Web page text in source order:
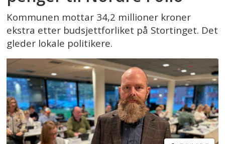
Kommunen mottar 34,2 millioner kroner
ekstra etter budsjettforliket på Stortinget. Det
gleder lokale politikere.